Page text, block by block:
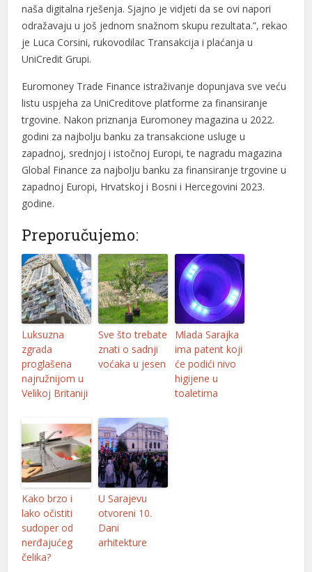
naša digitalna rješenja. Sjajno je vidjeti da se ovi napori
odražavaju u još jednom snažnom skupu rezultata.”, rekao
je Luca Corsini, rukovodilac Transakcija i plaćanja u
UniCredit Grupi.
Euromoney Trade Finance istraživanje dopunjava sve veću
listu uspjeha za UniCreditove platforme za finansiranje
trgovine. Nakon priznanja Euromoney magazina u 2022.
godini za najbolju banku za transakcione usluge u
zapadnoj, srednjoj i istočnoj Europi, te nagradu magazina
Global Finance za najbolju banku za finansiranje trgovine u
zapadnoj Europi, Hrvatskoj i Bosni i Hercegovini 2023.
godine.
Preporučujemo:
Luksuzna
zgrada
proglašena
najružnijom u
Velikoj Britaniji
Sve što trebate
znati o sadnji
voćaka u jesen
Mlada Sarajka
ima patent koji
će podići nivo
higijene u
toaletima
Kako brzo i
lako očistiti
sudoper od
nerđajućeg
čelika?
U Sarajevu
otvoreni 10.
Dani
arhitekture